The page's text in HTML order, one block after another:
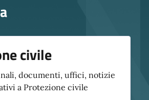
civile
documenti, uffici, notizie
a Protezione civile